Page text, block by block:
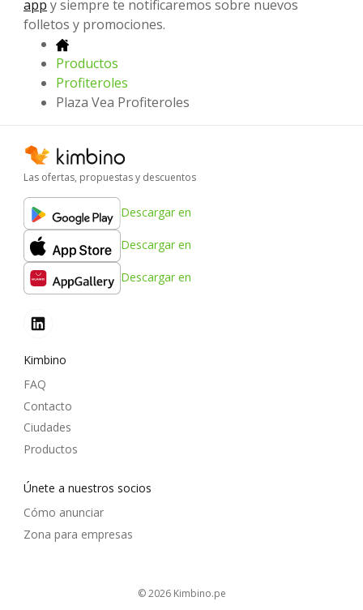
app y siempre te notificaremos sobre nuevos
folletos y promociones.
Productos
Profiteroles
Plaza Vea Profiteroles
Las ofertas, propuestas y descuentos
Descargar en
Descargar en
Descargar en
Kimbino
FAQ
Contacto
Ciudades
Productos
Únete a nuestros socios
Cómo anunciar
Zona para empresas
© 2026 kimbino.pe